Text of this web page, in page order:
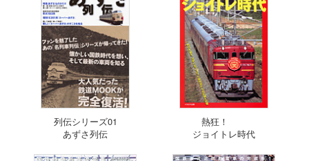
列伝シリーズ01
あずさ列伝
熱狂！
ジョイトレ時代